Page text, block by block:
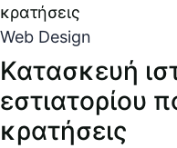
Web Design
Κατασκευή
εστιατορίου
κρατήσεις